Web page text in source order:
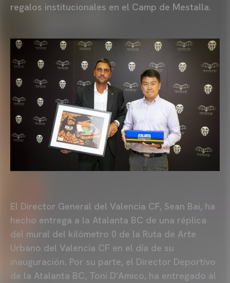
regalos institucionales en el Camp de Mestalla.
El Director General del Valencia CF, Sean Bai, ha
hecho entrega a la Atalanta BC de una réplica
del mural del kilómetro 0 de la Ruta de Arte
Urbano del Valencia CF en el día de su
inauguración. Por su parte, el Director Deportivo
de la Atalanta BC, Toni D'Amico, ha entregado al